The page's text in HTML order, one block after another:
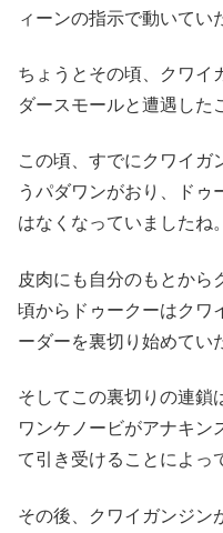
ィーンの指示で動いてい
ちょうとその頃、クワイ
ダースモールと遭遇した
この頃、すでにクワイガ
うパダワンがおり、ドゥ
はなくなっていましたね。
皮肉にも自分のもとから
頃からドゥークーはクワ
ーダーを裏切り始めてい
そしてこの裏切りの連鎖
ワンケノービがアナキン
て引き受けることによっ
その後、クワイガンジン